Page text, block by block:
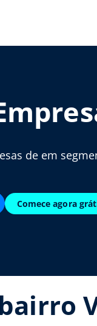
de em
Comece agora